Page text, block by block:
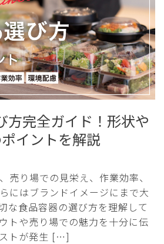
方完全ガイド！形状や
イントを解説
売り場での見栄え、作業効率、
にはブランドイメージにまで大
な食品容器の選び方を理解して
トや売り場での魅力を十分に伝
トが発生 […]